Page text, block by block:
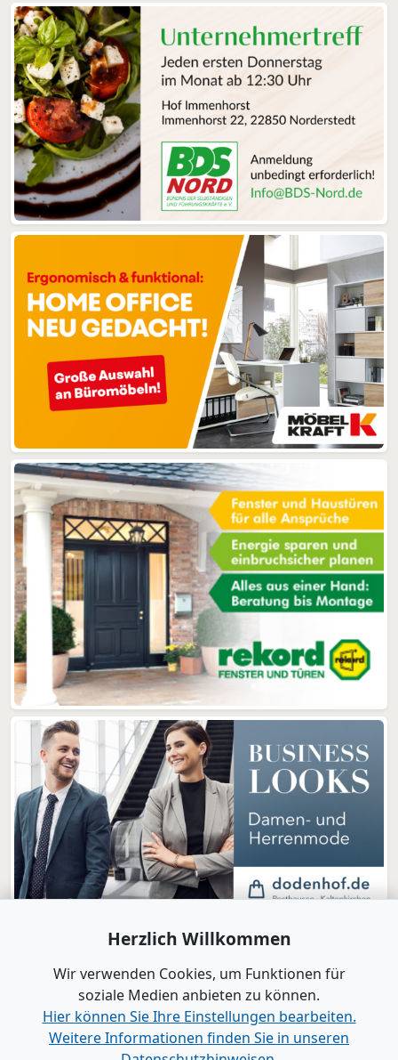
Herzlich Willkommen
Wir verwenden Cookies, um Funktionen für
soziale Medien anbieten zu können.
Hier können Sie Ihre Einstellungen bearbeiten.
Weitere Informationen finden Sie in unseren